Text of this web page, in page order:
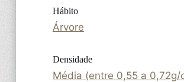
Hábito
Árvore
Densidade
Média (entre 0,55 a 0,72g/